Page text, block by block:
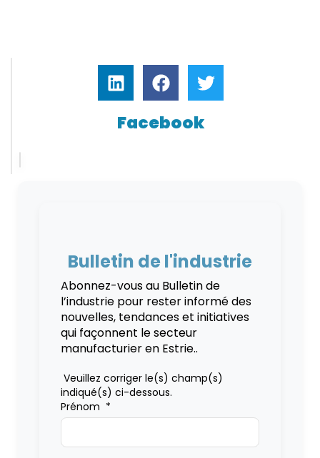
Facebook
Bulletin de l'industrie
Abonnez-vous au Bulletin de
l’industrie pour rester informé des
nouvelles, tendances et initiatives
qui façonnent le secteur
manufacturier en Estrie..
Veuillez corriger le(s) champ(s)
indiqué(s) ci-dessous.
Prénom *